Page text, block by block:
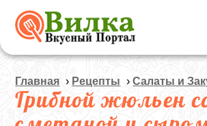
Главная › Рецепты ›Салаты и
Грибной жюльен